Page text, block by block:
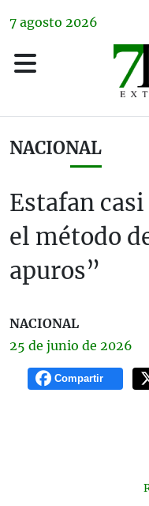
7 agosto 2026
NACIONAL
Estafan
el método
apuros”
NACIONAL
25 de junio de 2026
Compartir